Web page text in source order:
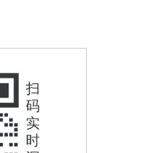
扫
码
实
时